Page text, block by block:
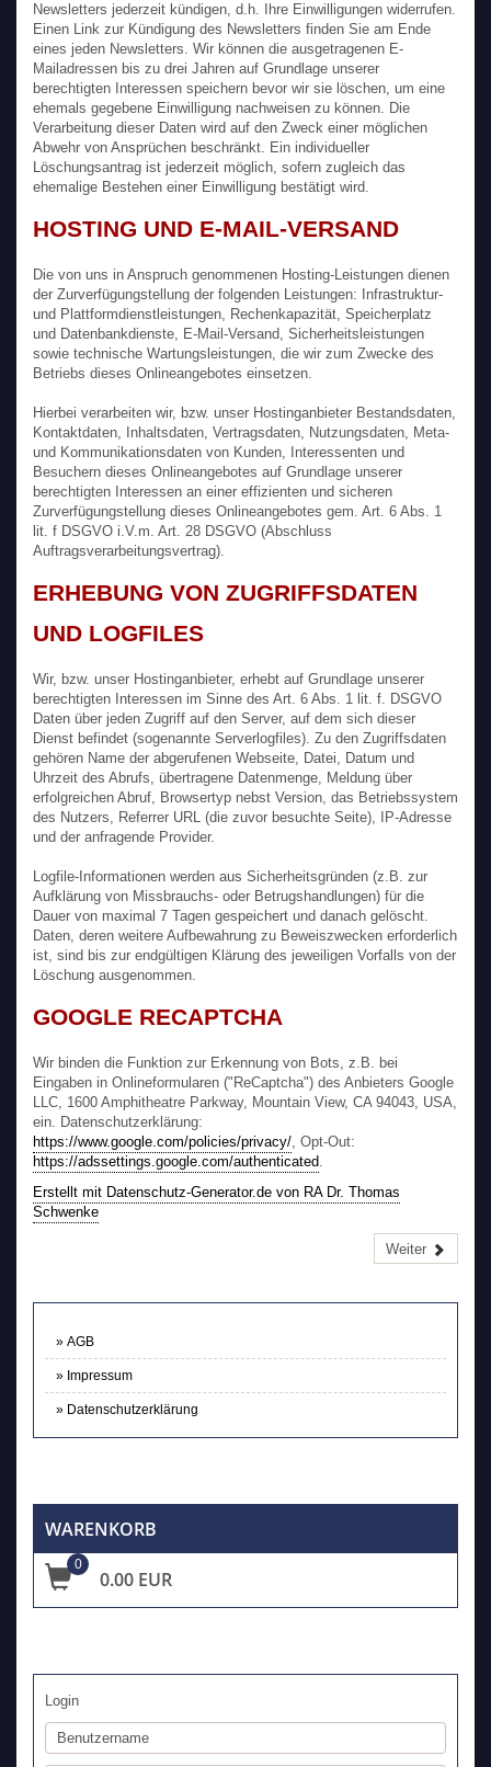
AGB
Impressum
Datenschutzerklärung
Newsletters jederzeit kündigen, d.h. Ihre Einwilligungen widerrufen.
Einen Link zur Kündigung des Newsletters finden Sie am Ende
eines jeden Newsletters. Wir können die ausgetragenen E-
Mailadressen bis zu drei Jahren auf Grundlage unserer
berechtigten Interessen speichern bevor wir sie löschen, um eine
ehemals gegebene Einwilligung nachweisen zu können. Die
Verarbeitung dieser Daten wird auf den Zweck einer möglichen
Abwehr von Ansprüchen beschränkt. Ein individueller
Löschungsantrag ist jederzeit möglich, sofern zugleich das
ehemalige Bestehen einer Einwilligung bestätigt wird.
HOSTING UND E-MAIL-VERSAND
Die von uns in Anspruch genommenen Hosting-Leistungen dienen
der Zurverfügungstellung der folgenden Leistungen: Infrastruktur-
und Plattformdienstleistungen, Rechenkapazität, Speicherplatz
und Datenbankdienste, E-Mail-Versand, Sicherheitsleistungen
sowie technische Wartungsleistungen, die wir zum Zwecke des
Betriebs dieses Onlineangebotes einsetzen.
Hierbei verarbeiten wir, bzw. unser Hostinganbieter Bestandsdaten,
Kontaktdaten, Inhaltsdaten, Vertragsdaten, Nutzungsdaten, Meta-
und Kommunikationsdaten von Kunden, Interessenten und
Besuchern dieses Onlineangebotes auf Grundlage unserer
berechtigten Interessen an einer effizienten und sicheren
Zurverfügungstellung dieses Onlineangebotes gem. Art. 6 Abs. 1
lit. f DSGVO i.V.m. Art. 28 DSGVO (Abschluss
Auftragsverarbeitungsvertrag).
ERHEBUNG VON ZUGRIFFSDATEN
UND LOGFILES
Wir, bzw. unser Hostinganbieter, erhebt auf Grundlage unserer
berechtigten Interessen im Sinne des Art. 6 Abs. 1 lit. f. DSGVO
Daten über jeden Zugriff auf den Server, auf dem sich dieser
Dienst befindet (sogenannte Serverlogfiles). Zu den Zugriffsdaten
gehören Name der abgerufenen Webseite, Datei, Datum und
Uhrzeit des Abrufs, übertragene Datenmenge, Meldung über
erfolgreichen Abruf, Browsertyp nebst Version, das Betriebssystem
des Nutzers, Referrer URL (die zuvor besuchte Seite), IP-Adresse
und der anfragende Provider.
Logfile-Informationen werden aus Sicherheitsgründen (z.B. zur
Aufklärung von Missbrauchs- oder Betrugshandlungen) für die
Dauer von maximal 7 Tagen gespeichert und danach gelöscht.
Daten, deren weitere Aufbewahrung zu Beweiszwecken erforderlich
ist, sind bis zur endgültigen Klärung des jeweiligen Vorfalls von der
Löschung ausgenommen.
GOOGLE RECAPTCHA
Wir binden die Funktion zur Erkennung von Bots, z.B. bei
Eingaben in Onlineformularen ("ReCaptcha") des Anbieters Google
LLC, 1600 Amphitheatre Parkway, Mountain View, CA 94043, USA,
ein. Datenschutzerklärung:
https://www.google.com/policies/privacy/, Opt-Out:
https://adssettings.google.com/authenticated.
Erstellt mit Datenschutz-Generator.de von RA Dr. Thomas
Schwenke
Weiter
WARENKORB
0
0.00 EUR
Login